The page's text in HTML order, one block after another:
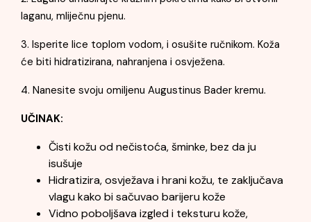
laganu, mliječnu pjenu.
3. Isperite lice toplom vodom, i osušite ručnikom. Koža
će biti hidratizirana, nahranjena i osvježena.
4. Nanesite svoju omiljenu Augustinus Bader kremu.
UČINAK:
Čisti kožu od nečistoća, šminke, bez da ju
isušuje
Hidratizira, osvježava i hrani kožu, te zaključava
vlagu kako bi sačuvao barijeru kože
Vidno poboljšava izgled i teksturu kože,